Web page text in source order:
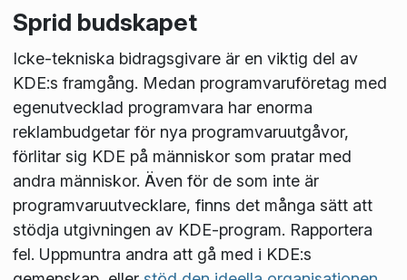
Sprid budskapet
Icke-tekniska bidragsgivare är en viktig del av
KDE:s framgång. Medan programvaruföretag med
egenutvecklad programvara har enorma
reklambudgetar för nya programvaruutgåvor,
förlitar sig KDE på människor som pratar med
andra människor. Även för de som inte är
programvaruutvecklare, finns det många sätt att
stödja utgivningen av KDE-program. Rapportera
fel. Uppmuntra andra att gå med i KDE:s